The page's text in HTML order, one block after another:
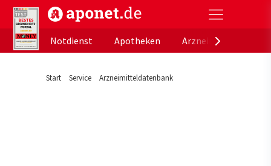
aponet.de - Das offizielle Gesundheitsportal der
Notdienst
Apotheken
Start Service Arzneimitteldatenbank